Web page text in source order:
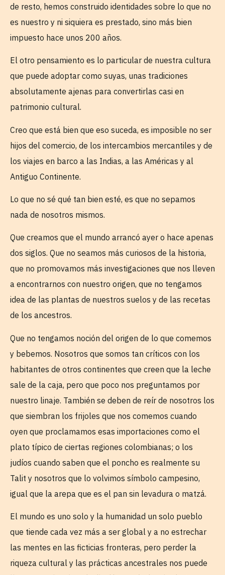
de resto, hemos construido identidades sobre lo que no
es nuestro y ni siquiera es prestado, sino más bien
impuesto hace unos 200 años.
El otro pensamiento es lo particular de nuestra cultura
que puede adoptar como suyas, unas tradiciones
absolutamente ajenas para convertirlas casi en
patrimonio cultural.
Creo que está bien que eso suceda, es imposible no ser
hijos del comercio, de los intercambios mercantiles y de
los viajes en barco a las Indias, a las Américas y al
Antiguo Continente.
Lo que no sé qué tan bien esté, es que no sepamos
nada de nosotros mismos.
Que creamos que el mundo arrancó ayer o hace apenas
dos siglos. Que no seamos más curiosos de la historia,
que no promovamos más investigaciones que nos lleven
a encontrarnos con nuestro origen, que no tengamos
idea de las plantas de nuestros suelos y de las recetas
de los ancestros.
Que no tengamos noción del origen de lo que comemos
y bebemos. Nosotros que somos tan críticos con los
habitantes de otros continentes que creen que la leche
sale de la caja, pero que poco nos preguntamos por
nuestro linaje. También se deben de reír de nosotros los
que siembran los frijoles que nos comemos cuando
oyen que proclamamos esas importaciones como el
plato típico de ciertas regiones colombianas; o los
judíos cuando saben que el poncho es realmente su
Talit y nosotros que lo volvimos símbolo campesino,
igual que la arepa que es el pan sin levadura o matzá.
El mundo es uno solo y la humanidad un solo pueblo
que tiende cada vez más a ser global y a no estrechar
las mentes en las ficticias fronteras, pero perder la
riqueza cultural y las prácticas ancestrales nos puede